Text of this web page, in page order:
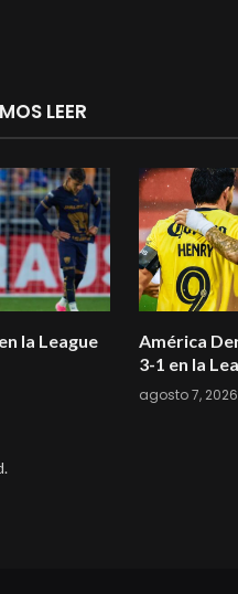
LEER
la League
América
3-1 en la
agosto 7, 2026